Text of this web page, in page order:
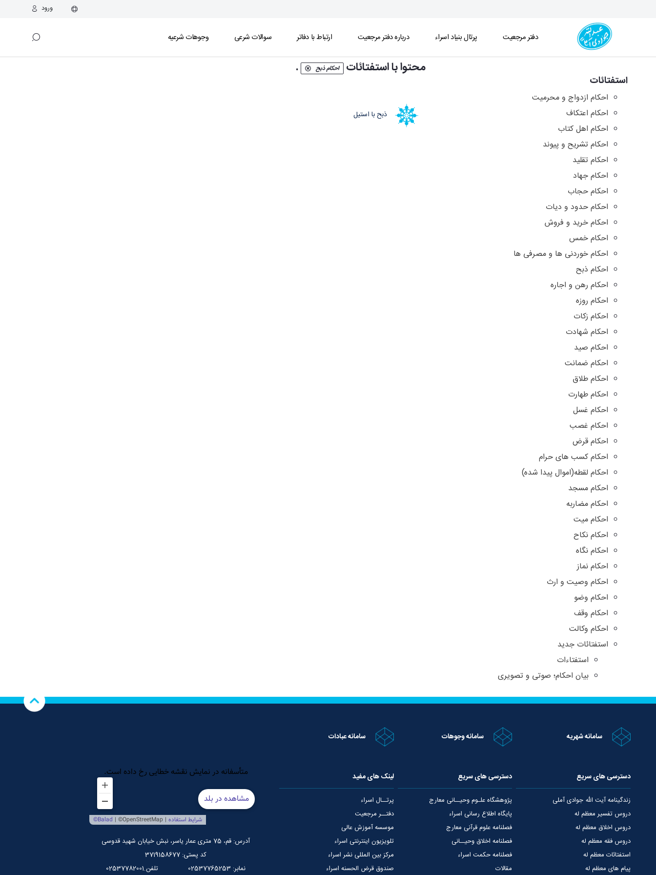
ورود
دفتر مرجعیت پرتال بنیاد اسراء درباره دفتر مرجعیت ارتباط با دفاتر سوالات شرعی وجوهات شرعیه
استفتائات
احکام ازدواج و محرمیت
احکام اعتکاف
احکام اهل کتاب
احکام تشریح و پیوند
احکام تقلید
احکام جهاد
احکام حجاب
احکام حدود و دیات
احکام خرید و فروش
احکام خمس
احکام خوردنی ها و مصرفی ها
احکام ذبح
احکام رهن و اجاره
احکام روزه
احکام زکات
احکام شهادت
احکام صید
احکام ضمانت
احکام طلاق
احکام طهارت
احکام غسل
احکام غصب
احکام قرض
احکام کسب های حرام
احکام لقطه(اموال پیدا شده)
احکام مسجد
احکام مضاربه
احکام میت
احکام نکاح
احکام نگاه
احکام نماز
احکام وصیت و ارث
احکام وضو
احکام وقف
احکام وکالت
استفتائات جدید
استفتاءات
بیان احکام؛ صوتی و تصویری
محتوا با استفتائات احکام ذبح .
ذبح با استيل
سامانه شهریه سامانه وجوهات سامانه عبادات
دسترسی های سریع
زندگینامه آیت الله جوادی آملی
دروس تفسیر معظم له
دروس اخلاق معظم له
دروس فقه معظم له
استفتائات معظم له
پیام های معظم له
دسترسی های سریع
پژوهشگاه علـوم وحیــانی معارج
پایگاه اطلاع رسانی اسراء
فصلنامه علوم قرآنی معارج
فصلنامه اخلاق وحیــانی
فصلنامه حکمت اسراء
مقالات
لینک های مفید
پرتــال اسراء
دفتــر مرجعیت
موسسه آموزش عالی
تلویزیون اینترنتی اسراء
مرکز بین المللی نشر اسراء
صندوق قرض الحسنه اسراء
آدرس: قم، 75 متری عمار یاسر، نبش خیابان شهید قدوسی
کد پستی: 3719158677
نمابر: 02537765253
تلفن.02537782001